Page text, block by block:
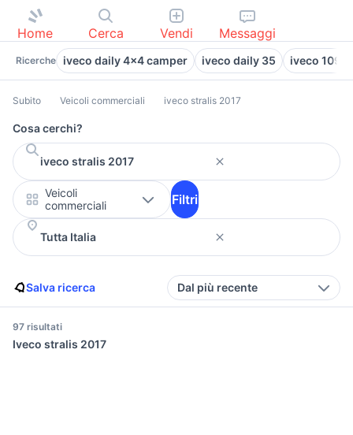
Home Cerca Vendi Messaggi
Ricerche iveco daily 4x4 camper iveco daily 35 iveco
Subito Veicoli commerciali iveco stralis 2017
Cosa cerchi?
Veicoli
commerciali
Filtri
Salva ricerca Dal più recente
97 risultati
Iveco stralis 2017